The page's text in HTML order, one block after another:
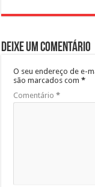
Deixe um comentário
O seu endereço de e-
são marcados com*
Comentário*